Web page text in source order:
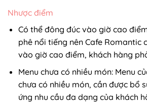
Nhược điểm
Có thể đông đúc vào giờ cao
phê nổi tiếng nên Cafe Romantic
vào giờ cao điểm, khách hàng
Menu chưa có nhiều món: Menu
chưa có nhiều món, cần được bổ
ứng nhu cầu đa dạng của khách